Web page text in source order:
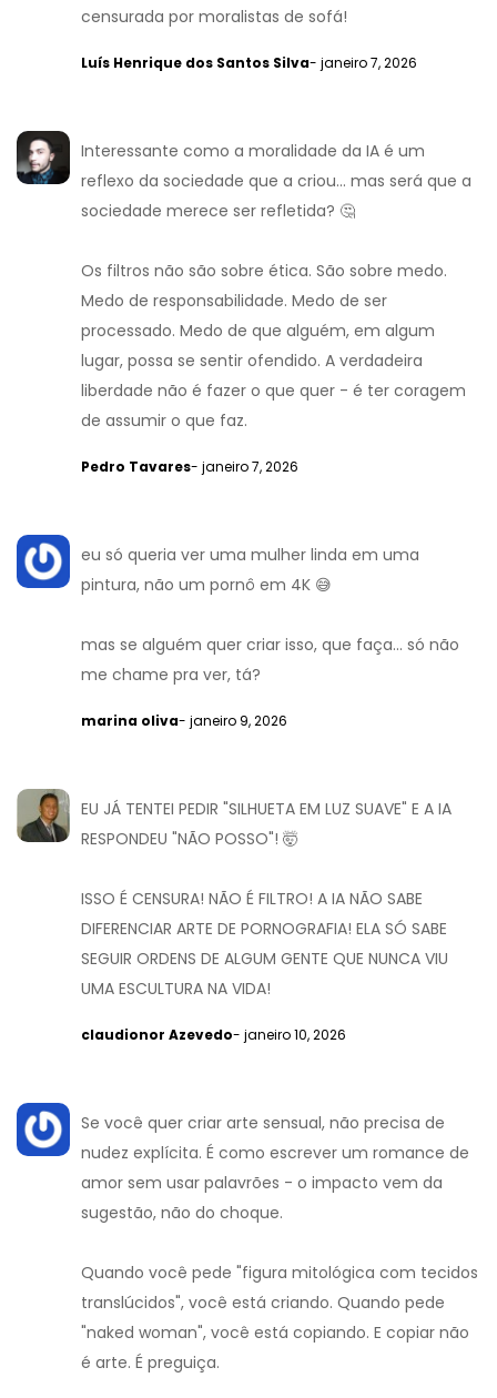
censurada por moralistas de sofá!
Luís Henrique dos Santos Silva- janeiro 7, 2026
Interessante como a moralidade da IA é um
reflexo da sociedade que a criou... mas será que a
sociedade merece ser refletida? 🤔
Os filtros não são sobre ética. São sobre medo.
Medo de responsabilidade. Medo de ser
processado. Medo de que alguém, em algum
lugar, possa se sentir ofendido. A verdadeira
liberdade não é fazer o que quer - é ter coragem
de assumir o que faz.
Pedro Tavares- janeiro 7, 2026
eu só queria ver uma mulher linda em uma
pintura, não um pornô em 4K 😅
mas se alguém quer criar isso, que faça... só não
me chame pra ver, tá?
marina oliva- janeiro 9, 2026
EU JÁ TENTEI PEDIR "SILHUETA EM LUZ SUAVE" E A IA
RESPONDEU "NÃO POSSO"! 🤯
ISSO É CENSURA! NÃO É FILTRO! A IA NÃO SABE
DIFERENCIAR ARTE DE PORNOGRAFIA! ELA SÓ SABE
SEGUIR ORDENS DE ALGUM GENTE QUE NUNCA VIU
UMA ESCULTURA NA VIDA!
claudionor Azevedo- janeiro 10, 2026
Se você quer criar arte sensual, não precisa de
nudez explícita. É como escrever um romance de
amor sem usar palavrões - o impacto vem da
sugestão, não do choque.
Quando você pede "figura mitológica com tecidos
translúcidos", você está criando. Quando pede
"naked woman", você está copiando. E copiar não
é arte. É preguiça.